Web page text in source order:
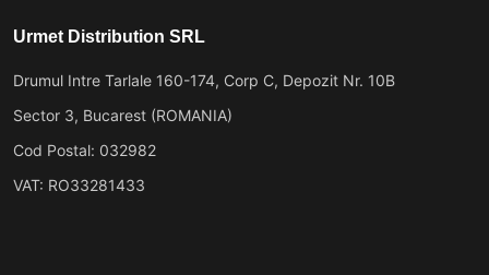
Urmet Distribution SRL
Drumul Intre Tarlale 160-174, Corp C, Depozit Nr. 10B
Sector 3, Bucarest (ROMANIA)
Cod Postal: 032982
VAT: RO33281433